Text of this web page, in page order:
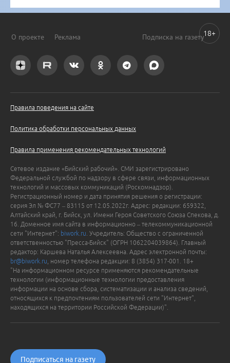
О проекте Реклама Подписка на газету
Правила поведения на сайте
Политика обработки персональных данных
Правила применения рекомендательных технологий
Сетевое издание «Бийский рабочий». СМИ зарегистрировано
Федеральной службой по надзору в сфере связи, информационных
технологий и массовых коммуникаций (Роскомнадзор).
Регистрационный номер и дата принятия решения о регистрации:
серия Эл № ФС77 – 83115 от 12.05.2022г. Адрес: редакции: 659322,
Алтайский край, г. Бийск, ул. Имени Героя Советского Союза Спекова, д.
16. Доменное имя сайта в информационно – телекоммуникационной
сети "Интернет": biwork.ru . Учредитель: Общество с ограниченной
ответственностью "Пресса-Бийск" (ОГРН 1062204039864). Главный
редактор: Каршева Наталья Алексеевна. Адрес электронной почты:
br@biwork.ru , номер телефона редакции: 8 (3854) 317-001. 18+
"На информационном ресурсе применяются рекомендательные
технологии (информационные технологии предоставления
информации на основе сбора, систематизации и анализа сведений,
относящихся к предпочтениям пользователей сети "Интернет",
находящихся на территории Российской Федерации)".
Подписаться на газету
18+